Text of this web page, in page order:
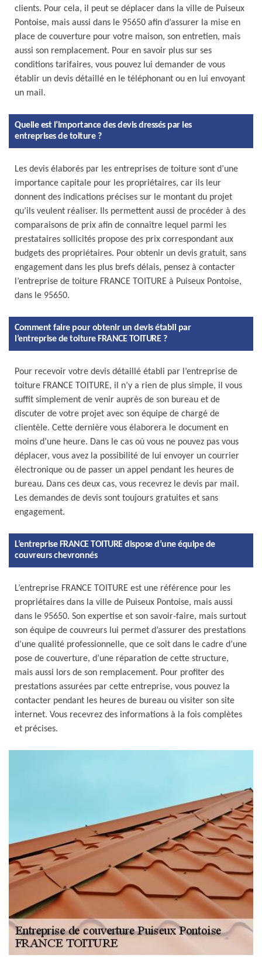
clients. Pour cela, il peut se déplacer dans la ville de Puiseux
Pontoise, mais aussi dans le 95650 afin d’assurer la mise en
place de couverture pour votre maison, son entretien, mais
aussi son remplacement. Pour en savoir plus sur ses
conditions tarifaires, vous pouvez lui demander de vous
établir un devis détaillé en le téléphonant ou en lui envoyant
un mail.
Quelle est l’importance des devis dressés par les
entreprises de toiture ?
Les devis élaborés par les entreprises de toiture sont d’une
importance capitale pour les propriétaires, car ils leur
donnent des indications précises sur le montant du projet
qu’ils veulent réaliser. Ils permettent aussi de procéder à des
comparaisons de prix afin de connaître lequel parmi les
prestataires sollicités propose des prix correspondant aux
budgets des propriétaires. Pour obtenir un devis gratuit, sans
engagement dans les plus brefs délais, pensez à contacter
l’entreprise de toiture FRANCE TOITURE à Puiseux Pontoise,
dans le 95650.
Comment faire pour obtenir un devis établi par
l’entreprise de toiture FRANCE TOITURE ?
Pour recevoir votre devis détaillé établi par l’entreprise de
toiture FRANCE TOITURE, il n’y a rien de plus simple, il vous
suffit simplement de venir auprès de son bureau et de
discuter de votre projet avec son équipe de chargé de
clientèle. Cette dernière vous élaborera le document en
moins d’une heure. Dans le cas où vous ne pouvez pas vous
déplacer, vous avez la possibilité de lui envoyer un courrier
électronique ou de passer un appel pendant les heures de
bureau. Dans ces deux cas, vous recevrez le devis par mail.
Les demandes de devis sont toujours gratuites et sans
engagement.
L’entreprise FRANCE TOITURE dispose d’une équipe de
couvreurs chevronnés
L’entreprise FRANCE TOITURE est une référence pour les
propriétaires dans la ville de Puiseux Pontoise, mais aussi
dans le 95650. Son expertise et son savoir-faire, mais surtout
son équipe de couvreurs lui permet d’assurer des prestations
d’une qualité professionnelle, que ce soit dans le cadre d’une
pose de couverture, d’une réparation de cette structure,
mais aussi lors de son remplacement. Pour profiter des
prestations assurées par cette entreprise, vous pouvez la
contacter pendant les heures de bureau ou visiter son site
internet. Vous recevrez des informations à la fois complètes
et précises.